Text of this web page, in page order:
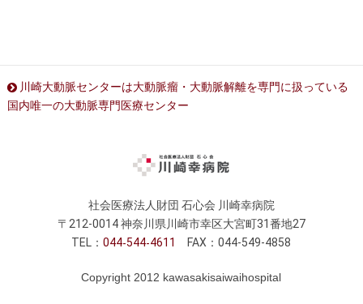
川崎大動脈センターは大動脈瘤・大動脈解離を専門に扱っている
国内唯一の大動脈専門医療センター
社会医療法人財団 石心会 川崎幸病院
〒212-0014 神奈川県川崎市幸区大宮町31番地27
TEL：044 544 4611 FAX：044-549-4858
Copyright 2012 kawasakisaiwaihospital